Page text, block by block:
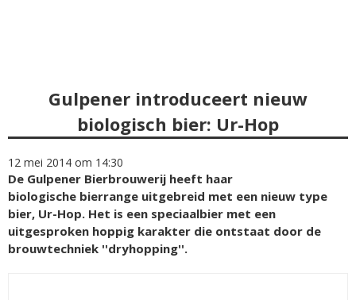
Gulpener introduceert nieuw
biologisch bier: Ur-Hop
12 mei 2014 om 14:30
De Gulpener Bierbrouwerij heeft haar
biologische bierrange uitgebreid met een nieuw type
bier, Ur-Hop. Het is een speciaalbier met een
uitgesproken hoppig karakter die ontstaat door de
brouwtechniek ''dryhopping''.